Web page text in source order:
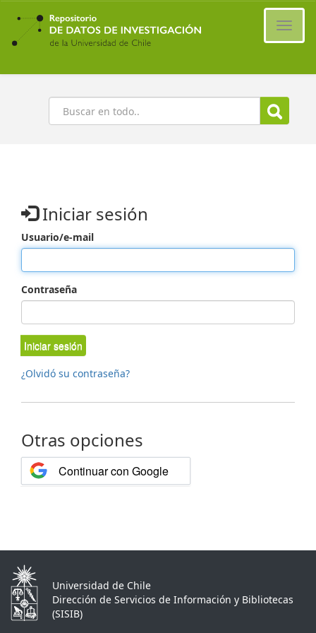
Ir
contenido
principal
Buscar
Iniciar sesión
Usuario/e-mail
Contraseña
Iniciar sesión
¿Olvidó su contraseña?
Otras opciones
Continuar con Google
Universidad de Chile
Dirección de Servicios de Información y Bibliotecas
(SISIB)